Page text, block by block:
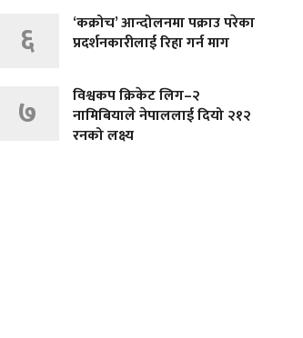
६
‘कक्रोच’ आन्दोलनमा पक्राउ परेका
प्रदर्शनकारीलाई रिहा गर्न माग
७
विश्वकप क्रिकेट लिग–२
नामिबियाले नेपाललाई दियो २१२
रनको लक्ष्य